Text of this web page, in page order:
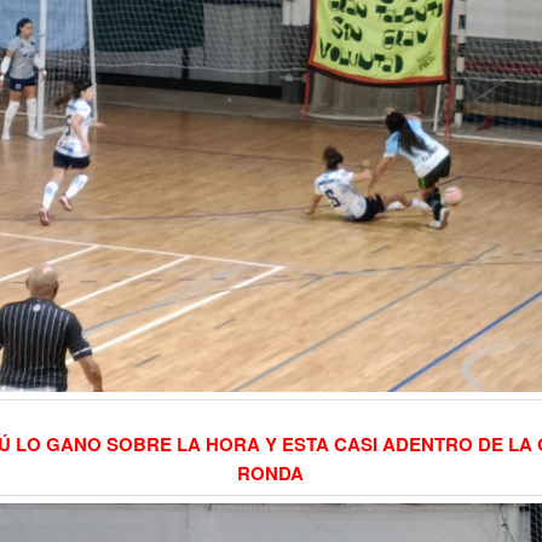
LO GANO SOBRE LA HORA Y ESTA CASI ADENTRO DE LA
RONDA